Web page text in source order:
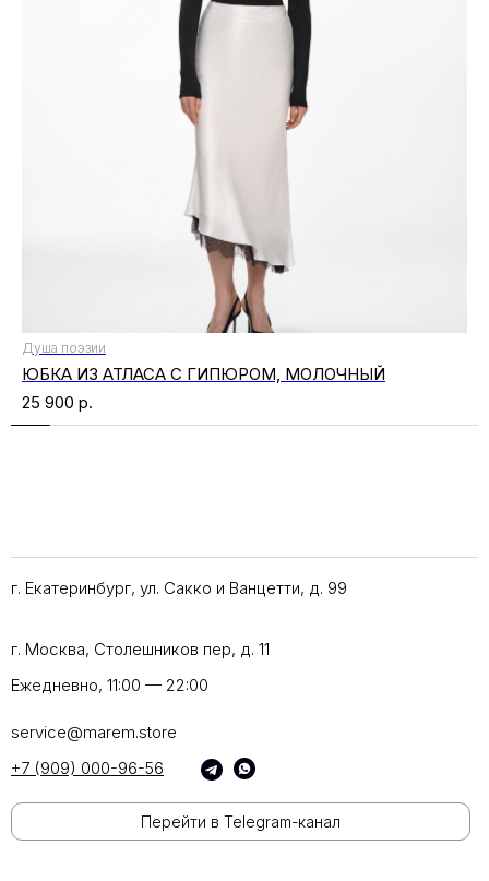
Душа поэзии
ЮБКА ИЗ АТЛАСА С ГИПЮРОМ, МОЛОЧНЫЙ
25 900 р.
+7 (909) 000-96-56
service@marem.store
Ежедневно, 11:00 — 22:00
г. Екатеринбург, ул. Сакко и Ванцетти, д. 99
г. Москва, Столешников пер, д. 11
Перейти в Telegram-канал